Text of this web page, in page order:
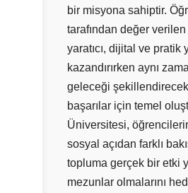
bir misyona sahiptir.
tarafından değer
yaratıcı, dijital ve pratik
kazandırırken aynı
geleceği
başarılar için temel
Üniversitesi,
sosyal açıdan farklı
topluma gerçek bir etki
mezunlar olmalarını